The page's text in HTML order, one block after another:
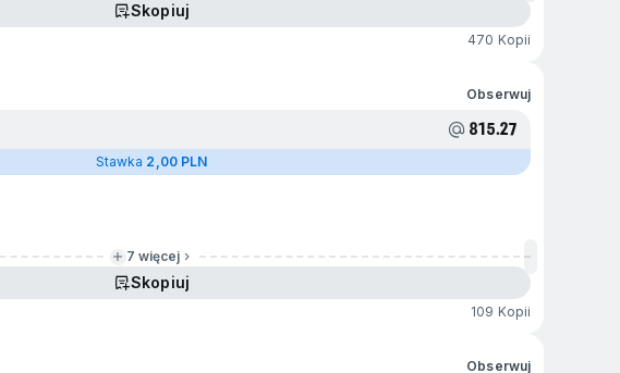
Skopiuj
470 Kopii
Obserwuj
815.27
Stawka 2,00 PLN
7 więcej
Skopiuj
109 Kopii
Obserwuj